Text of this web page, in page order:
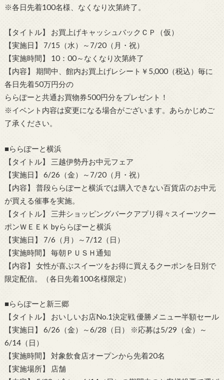
※各日先着100名様、なくなり次第終了。
【タイトル】 お買上げキャッシュバックＣＰ（仮）
【実施日】 7/15（水）～7/20（月・祝）
【実施時間】 10：00～なくなり次第終了
【内容】 期間中、館内お買上げレシート￥5,000（税込）毎に
各日先着50万円分の
ららぽーと共通お買物券500円分をプレゼント！
※イベント内容は変更になる場合がございます。あらかじめご
了承ください。
■ららぽーと横浜
【タイトル】 三越伊勢丹お中元フェア
【実施日】 6/26（金）～7/20（月・祝）
【内容】 普段ららぽーと横浜では購入できない百貨店のお中元
が買える催事を実施。
【タイトル】 三井ショッピングパークアプリ得々スイーツクー
ポンＷＥＥＫ byららぽーと横浜
【実施日】 7/6（月）～7/12（日）
【実施時間】 毎朝ＰＵＳＨ通知
【内容】 女性が喜ぶスイーツをお得に買えるクーポンを日別で
限定配信。（各日先着100名様限定）
■ららぽーと新三郷
【タイトル】 おいしいお店No.1決定戦 優勝メニュー半額セール
【実施日】 6/26（金）～6/28（日） ※応募は5/29（金）～
6/14（日）
【実施時間】 対象飲食店オープンから先着20名
【実施場所】 店舗